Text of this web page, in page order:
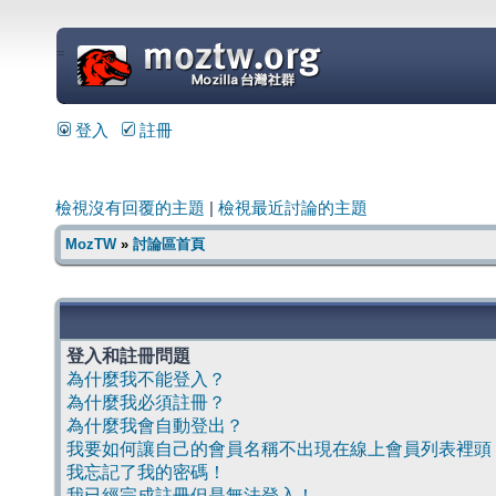
=
登入 註冊
檢視沒有回覆的主題 檢視最近討論的主題
MozTW» 討論區首頁
登入和註冊問題
為什麼我不能登入？
為什麼我必須註冊？
為什麼我會自動登出？
我要如何讓自己的會員名稱不出現在線上會員列表裡頭
我忘記了我的密碼！